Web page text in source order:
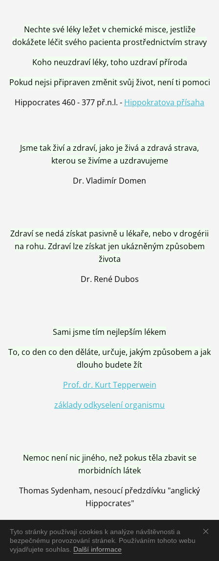
Tyto stránky používají cookies k analýze návštěvnosti a
bezpečnému provozování stránek. Používáním tohoto webu
vyjadřujete souhlas. Další informace
Nechte své léky ležet v chemické misce, jestliže
dokážete léčit svého pacienta prostřednictvím stravy
Koho neuzdraví léky, toho uzdraví příroda
Pokud nejsi připraven změnit svůj život, není ti pomoci
Hippocrates 460 - 377 př.n.l. - Hippokratova přísaha
Jsme tak živí a zdraví, jako je živá a zdravá strava,
kterou se živíme a uzdravujeme
Dr. Vladimír Domen
Zdraví se nedá získat pasivně u lékaře, nebo v drogérii
na rohu. Zdraví lze získat jen ukázněným způsobem
života
Dr. René Dubos
Sami jsme tím nejlepším lékem
To, co den co den děláte, určuje, jakým způsobem a jak
dlouho budete žít
Prof. dr. Kurt Tepperwein
základy odkyselení organismu
Nemoc není nic jiného, než pokus těla zbavit se
morbidních látek
Thomas Sydenham, nesoucí předzdívku "anglický
Hippocrates"
Nemoc je vyléčena jen pomocí Přírody, neutralizací a